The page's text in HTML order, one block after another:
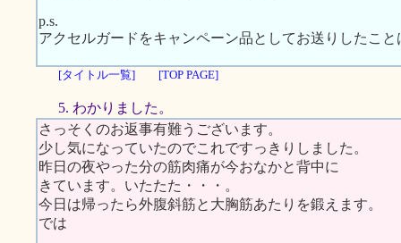
p.s.
アクセルガードをキャンペーン品としてお送りしたこ
[タイトル一覧] [TOP PAGE]
5. わかりました。
さっそくのお返事有難うございます。
少し気になっていたのでこれですっきりしました。
昨日の夜やった分の筋肉痛が今おなかと背中に
きています。いたたた・・・。
今日は帰ったら外腹斜筋と大胸筋あたりを鍛えます。
では